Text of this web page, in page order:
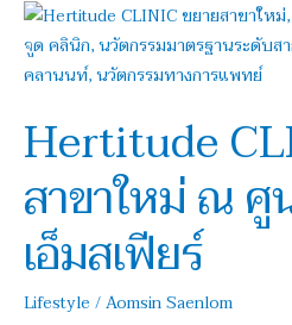
Hertitude
สาขาใหม่ ณ ศู
เอ็มสเฟียร์
Lifestyle /Aomsin Saenlom
Hertitude
CLINIC
ขยาย
ใหม่
ณ
ศูนย์
การ
ค้า